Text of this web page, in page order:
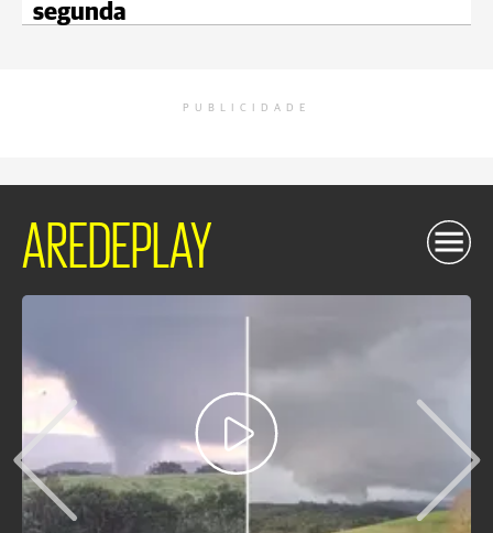
segunda
PUBLICIDADE
AREDEPLAY